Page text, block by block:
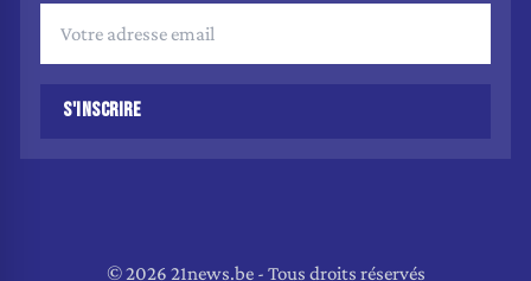
S'INSCRIRE
© 2026 21news.be - Tous droits réservés